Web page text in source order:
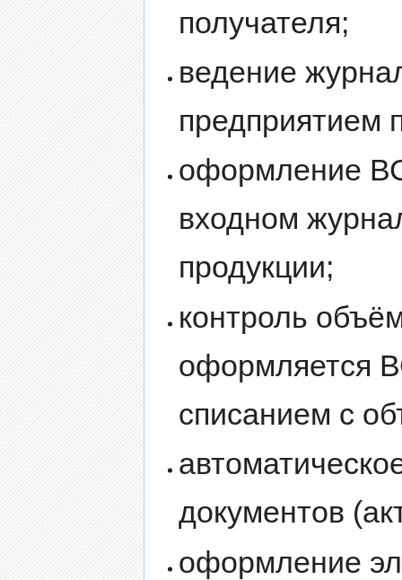
получателя;
ведение
предприятием
оформление
входном
продукции;
контроль
оформляется
списанием с
документов
оформление